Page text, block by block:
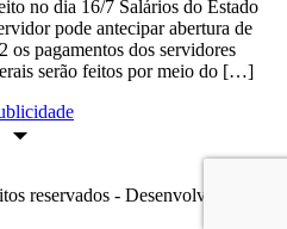
no dia 16/7 Salários do Estado
pode antecipar abertura de
os pagamentos dos servidores
serão feitos por meio do […]
reservados - Desenvolvido por